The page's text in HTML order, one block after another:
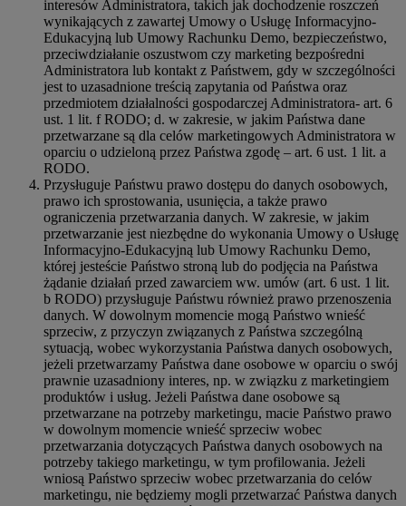
interesów Administratora, takich jak dochodzenie roszczeń
wynikających z zawartej Umowy o Usługę Informacyjno-
Edukacyjną lub Umowy Rachunku Demo, bezpieczeństwo,
przeciwdziałanie oszustwom czy marketing bezpośredni
Administratora lub kontakt z Państwem, gdy w szczególności
jest to uzasadnione treścią zapytania od Państwa oraz
przedmiotem działalności gospodarczej Administratora- art. 6
ust. 1 lit. f RODO; d. w zakresie, w jakim Państwa dane
przetwarzane są dla celów marketingowych Administratora w
oparciu o udzieloną przez Państwa zgodę – art. 6 ust. 1 lit. a
RODO.
Przysługuje Państwu prawo dostępu do danych osobowych,
prawo ich sprostowania, usunięcia, a także prawo
ograniczenia przetwarzania danych. W zakresie, w jakim
przetwarzanie jest niezbędne do wykonania Umowy o Usługę
Informacyjno-Edukacyjną lub Umowy Rachunku Demo,
której jesteście Państwo stroną lub do podjęcia na Państwa
żądanie działań przed zawarciem ww. umów (art. 6 ust. 1 lit.
b RODO) przysługuje Państwu również prawo przenoszenia
danych. W dowolnym momencie mogą Państwo wnieść
sprzeciw, z przyczyn związanych z Państwa szczególną
sytuacją, wobec wykorzystania Państwa danych osobowych,
jeżeli przetwarzamy Państwa dane osobowe w oparciu o swój
prawnie uzasadniony interes, np. w związku z marketingiem
produktów i usług. Jeżeli Państwa dane osobowe są
przetwarzane na potrzeby marketingu, macie Państwo prawo
w dowolnym momencie wnieść sprzeciw wobec
przetwarzania dotyczących Państwa danych osobowych na
potrzeby takiego marketingu, w tym profilowania. Jeżeli
wniosą Państwo sprzeciw wobec przetwarzania do celów
marketingu, nie będziemy mogli przetwarzać Państwa danych